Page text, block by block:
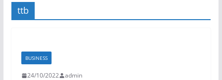
ttb
BUSINESS
24/10/2022 admin